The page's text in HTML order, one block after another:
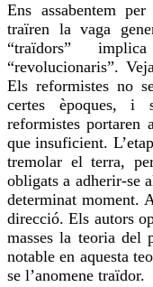
Ens assabentemper
traïren lavaga
“traïdors”
“revolucionaris”.
Els reformistes no
certes èpoques, i
reformistes portaren
que insuficient.
tremolar el terra,
obligats a adherir-se
determinat moment.
direcció. Els autors
masses la teoria del
notable en aquesta
se l’anomene traïdor.